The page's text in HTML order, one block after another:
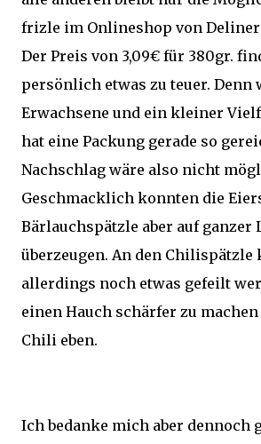
frizle im Onlineshop von
Der Preis von 3,09€ für 380gr.
persönlich etwas zu teuer. Denn
Erwachsene und ein kleiner
hat eine Packung gerade so
Nachschlag wäre also nicht
Geschmacklich konnten die
Bärlauchspätzle aber auf ganzer
überzeugen. An den Chilispätzle
allerdings noch etwas gefeilt
einen Hauch schärfer zu
Chili eben.
Ich bedanke mich aber dennoch